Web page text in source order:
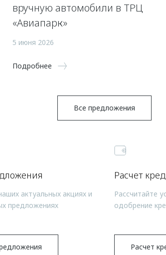
вручную автомобили в ТРЦ
«Авиапарк»
5 июня 2026
Подробнее
Все предложения
актуальных акциях и
предложениях
Расчет
Рассчитайте
одобрение
Расчет